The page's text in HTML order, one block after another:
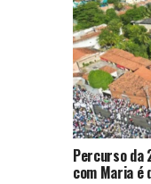
Percurso da
com Maria é